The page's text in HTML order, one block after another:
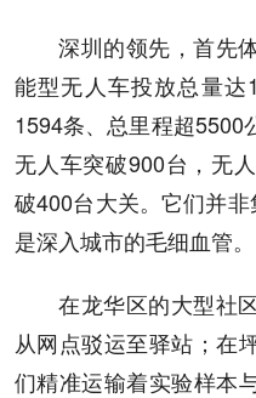
深圳的领先，首先
能型无人车投放总量
1594条、总里程超5500
无人车突破900台，无
破400台大关。它们并非
是深入城市的毛细血管。
在龙华区的大型社
从网点驳运至驿站；在
们精准运输着实验样本